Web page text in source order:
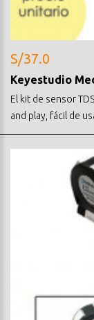
S/37.0
Keyestudio
El kit de sensor
and play, fácil de